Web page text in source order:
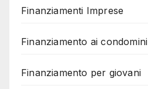
Finanziamenti Imprese
Finanziamento ai condomini
Finanziamento per giovani